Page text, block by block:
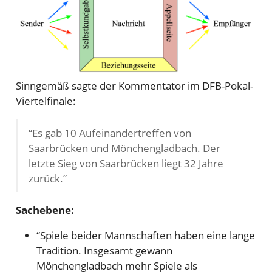
Sinngemäß sagte der Kommentator im DFB-Pokal-
Viertelfinale:
“Es gab 10 Aufeinandertreffen von
Saarbrücken und Mönchengladbach. Der
letzte Sieg von Saarbrücken liegt 32 Jahre
zurück.”
Sachebene:
“Spiele beider Mannschaften haben eine lange
Tradition. Insgesamt gewann
Mönchengladbach mehr Spiele als